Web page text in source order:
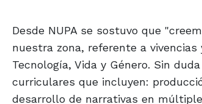
Desde NUPA se sostuvo que
nuestra zona, referente a
Tecnología, Vida y Género. Sin
curriculares que incluyen:
desarrollo de narrativas en